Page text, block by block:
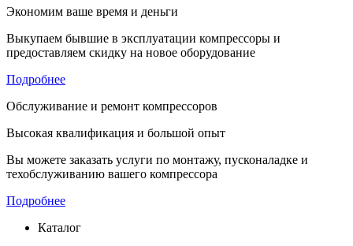
Экономим ваше время и деньги
Выкупаем бывшие в эксплуатации компрессоры и
предоставляем скидку на новое оборудование
Подробнее
Обслуживание и ремонт компрессоров
Высокая квалификация и большой опыт
Вы можете заказать услуги по монтажу, пусконаладке и
техобслуживанию вашего компрессора
Подробнее
Каталог